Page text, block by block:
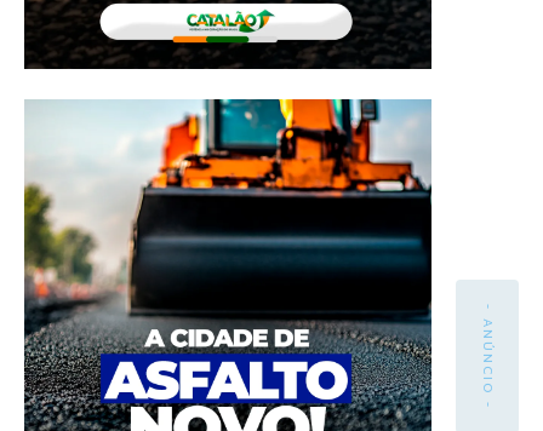
- ANÚNCIO -